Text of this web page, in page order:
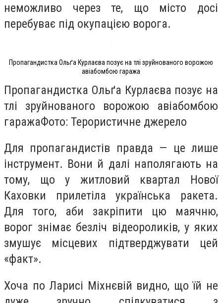
неможливо через те, що місто досі
перебуває під окупацією ворога.
Пропагандистка Ольґа Курлаєва позує на тлі зруйнованого ворожою
авіабомбою гаража
Пропагандистка Ольґа Курлаєва позує на
тлі зруйнованого ворожою авіабомбою
гаражаФото: Терористичне джерело
Для пропагандистів правда — це лише
інструмент. Вони й далі наполягають на
тому, що у житловий квартал Нової
Каховки прилетіла українська ракета.
Для того, аби закріпити цю маячню,
ворог знімає безліч відеороликів, у яких
змушує місцевих підтверджувати цей
«факт».
Хоча по Ларисі Міхнєвій видно, що їй не